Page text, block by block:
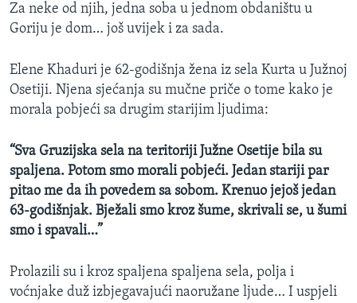
MAGAZIN
Learning English
Jezici
Za neke od njih, jedna soba u jednom obdaništu u
Goriju je dom… još uvijek i za sada.
Elene Khaduri je 62-godišnja žena iz sela Kurta u Južnoj
Osetiji. Njena sjećanja su mučne priče o tome kako je
morala pobjeći sa drugim starijim ljudima:
“Sva Gruzijska sela na teritoriji Južne Osetije bila su
spaljena. Potom smo morali pobjeći. Jedan stariji par
pitao me da ih povedem sa sobom. Krenuo jejoš jedan
63-godišnjak. Bježali smo kroz šume, skrivali se, u šumi
smo i spavali…”
Prolazili su i kroz spaljena spaljena sela, polja i
voćnjake duž izbjegavajući naoružane ljude… I uspjeli